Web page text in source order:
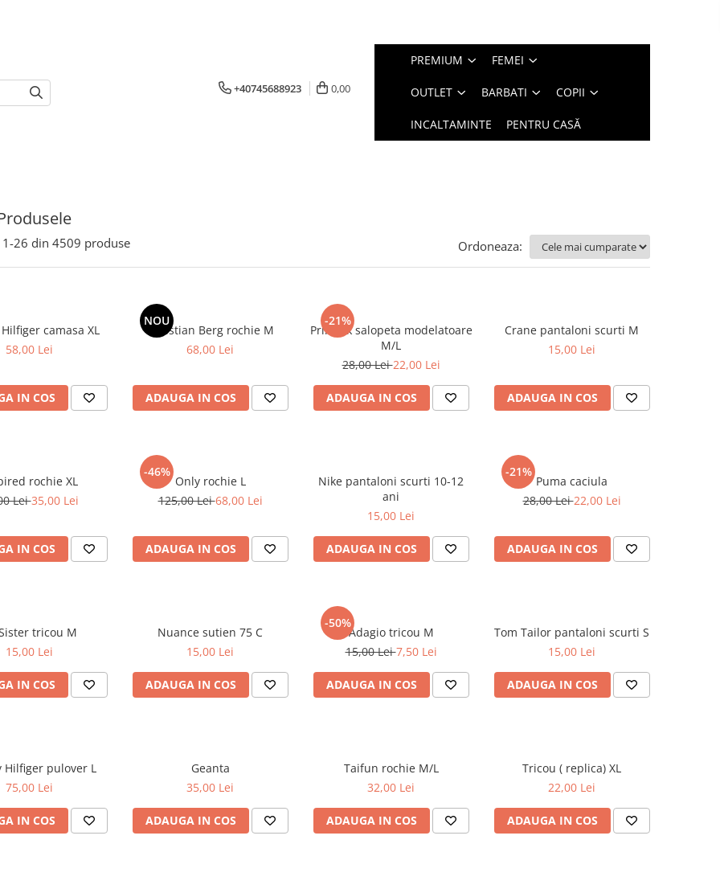
+40745688923 0,00
PREMIUM FEMEI
OUTLET BARBATI COPII
INCALTAMINTE PENTRU CASĂ
1-26 din 4509 produse Ordoneaza:
Tommy Hilfiger camasa XL
58,00 Lei
IN COS
NOU
Christian Berg rochie M
68,00 Lei
ADAUGA IN COS
-21%
Primark salopeta modelatoare
M/L
28,00 Lei22,00 Lei
ADAUGA IN COS
Crane pantaloni scurti M
15,00 Lei
ADAUGA IN COS
Inspired rochie XL
Lei35,00 Lei
IN COS
-46%
Only rochie L
125,00 Lei68,00 Lei
ADAUGA IN COS
Nike pantaloni scurti 10-12
ani
15,00 Lei
ADAUGA IN COS
-21%
Puma caciula
28,00 Lei22,00 Lei
ADAUGA IN COS
Fb Sister tricou M
15,00 Lei
IN COS
Nuance sutien 75 C
15,00 Lei
ADAUGA IN COS
-50%
Adagio tricou M
15,00 Lei7,50 Lei
ADAUGA IN COS
Tom Tailor pantaloni scurti S
15,00 Lei
ADAUGA IN COS
Tommy Hilfiger pulover L
75,00 Lei
IN COS
Geanta
35,00 Lei
ADAUGA IN COS
Taifun rochie M/L
32,00 Lei
ADAUGA IN COS
Tricou ( replica) XL
22,00 Lei
ADAUGA IN COS